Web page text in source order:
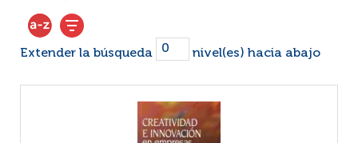
Extender la búsqueda nivel(es) hacia abajo